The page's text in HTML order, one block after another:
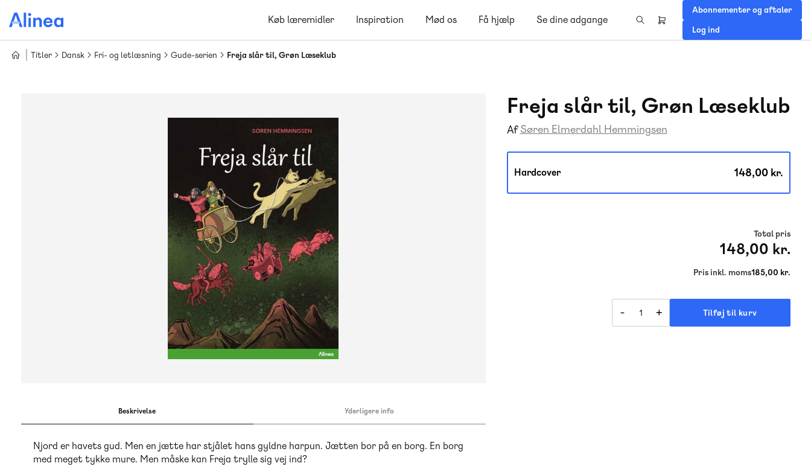
hovedindhold
Køb læremidler Inspiration Mød os Få hjælp Se dine adgange
Header
Abonnementer og aftaler
Log ind
Titler Dansk Fri- og letlæsning Gude-serien Freja slår til, Grøn Læseklub
Freja slår til, Grøn Læseklub
Af Søren Elmerdahl Hemmingsen
Hardcover 148,00 kr.
Total pris
148,00 kr.
Pris inkl. moms185,00 kr.
- + Tilføj til kurv
Beskrivelse Yderligere info
Njord er havets gud. Men en jætte har stjålet hans gyldne harpun. Jætten bor på en borg. En borg
med meget tykke mure. Men måske kan Freja trylle sig vej ind?